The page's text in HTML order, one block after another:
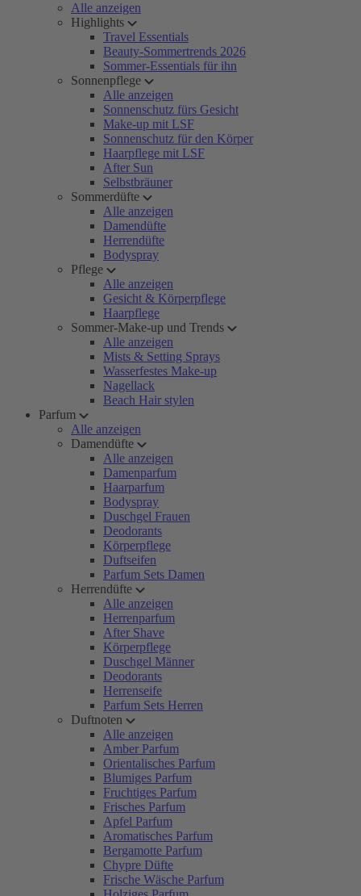
Alle anzeigen
Highlights
Travel Essentials
Beauty-Sommertrends 2026
Sommer-Essentials für ihn
Sonnenpflege
Alle anzeigen
Sonnenschutz fürs Gesicht
Make-up mit LSF
Sonnenschutz für den Körper
Haarpflege mit LSF
After Sun
Selbstbräuner
Sommerdüfte
Alle anzeigen
Damendüfte
Herrendüfte
Bodyspray
Pflege
Alle anzeigen
Gesicht & Körperpflege
Haarpflege
Sommer-Make-up und Trends
Alle anzeigen
Mists & Setting Sprays
Wasserfestes Make-up
Nagellack
Beach Hair stylen
Parfum
Alle anzeigen
Damendüfte
Alle anzeigen
Damenparfum
Haarparfum
Bodyspray
Duschgel Frauen
Deodorants
Körperpflege
Duftseifen
Parfum Sets Damen
Herrendüfte
Alle anzeigen
Herrenparfum
After Shave
Körperpflege
Duschgel Männer
Deodorants
Herrenseife
Parfum Sets Herren
Duftnoten
Alle anzeigen
Amber Parfum
Orientalisches Parfum
Blumiges Parfum
Fruchtiges Parfum
Frisches Parfum
Apfel Parfum
Aromatisches Parfum
Bergamotte Parfum
Chypre Düfte
Frische Wäsche Parfum